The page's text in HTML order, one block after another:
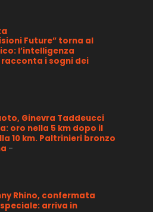
Future” torna al
l’intelligenza
i sogni dei
Ginevra Taddeucci
oro nella 5 km dopo il
10 km. Paltrinieri bronzo
-
Rhino, confermata
arriva in